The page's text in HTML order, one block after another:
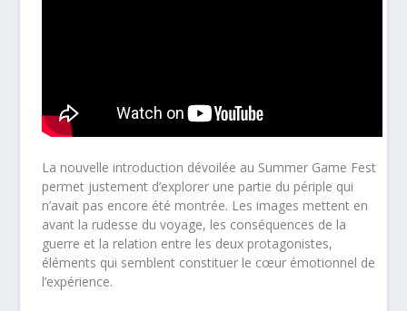
La nouvelle introduction dévoilée au Summer Game Fest
permet justement d’explorer une partie du périple qui
n’avait pas encore été montrée. Les images mettent en
avant la rudesse du voyage, les conséquences de la
guerre et la relation entre les deux protagonistes,
éléments qui semblent constituer le cœur émotionnel de
l’expérience.